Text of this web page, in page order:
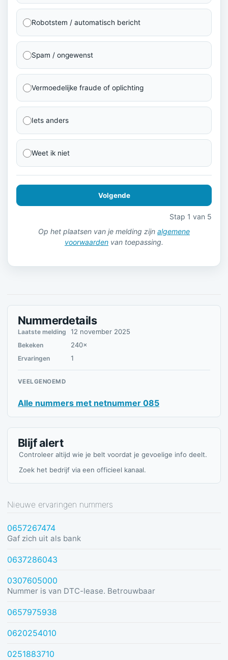
Robotstem / automatisch bericht
Spam / ongewenst
Vermoedelijke fraude of oplichting
Iets anders
Weet ik niet
Volgende
Stap 1 van 5
Op het plaatsen van je melding zijn algemene
voorwaarden van toepassing.
Nummerdetails
Laatste melding 12 november 2025
Bekeken 240×
Ervaringen 1
VEELGENOEMD
Alle nummers met netnummer 085
Blijf alert
Controleer altijd wie je belt voordat je gevoelige info deelt.
Zoek het bedrijf via een officieel kanaal.
Nieuwe ervaringen nummers
0657267474
Gaf zich uit als bank
0637286043
0307605000
Nummer is van DTC-lease. Betrouwbaar
0657975938
0620254010
0251883710